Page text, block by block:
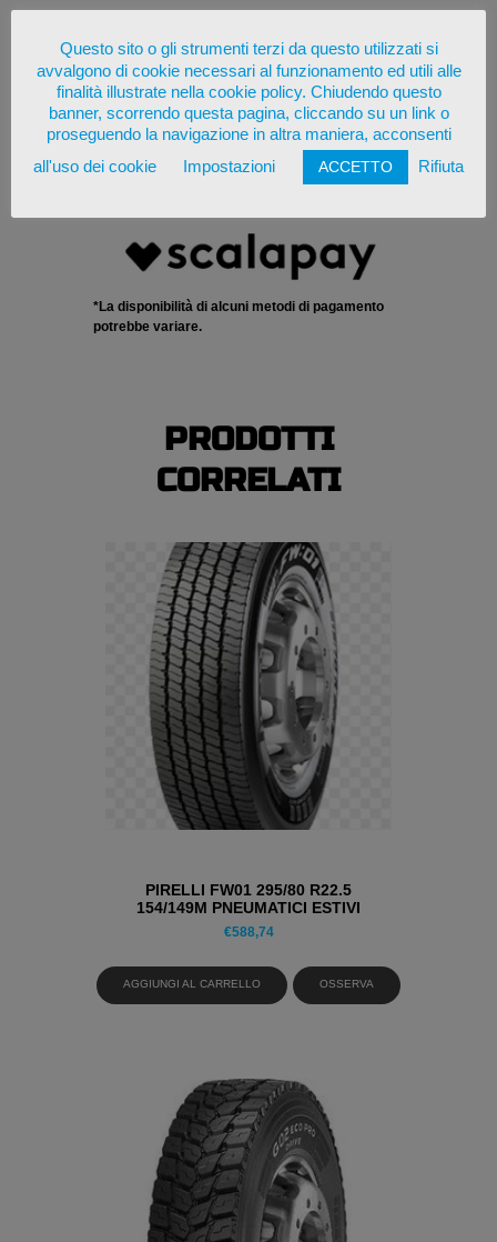
*La disponibilità di alcuni metodi di pagamento
potrebbe variare.
PRODOTTI
CORRELATI
PIRELLI FW01 295/80 R22.5
154/149M PNEUMATICI ESTIVI
€588,74
AGGIUNGI AL CARRELLO OSSERVA
Questo sito o gli strumenti terzi da questo utilizzati si
avvalgono di cookie necessari al funzionamento ed utili alle
finalità illustrate nella cookie policy. Chiudendo questo
banner, scorrendo questa pagina, cliccando su un link o
proseguendo la navigazione in altra maniera, acconsenti
all'uso dei cookie
Impostazioni ACCETTO Rifiuta